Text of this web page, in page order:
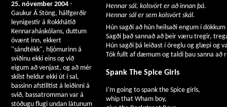
25. nóvember 2004 -
Gaukur Á Stöng, hálfgerðir
leynigestir á Rokkhátíð
Kennaraháskólans, duttum
óvænt inn, ekkert
"sándtékk", hljómurinn á
sviðinu ekki eins og við
eigum að venjast, og að mér
skilst heldur ekki út í sal,
bassinn afstilltist á leiðinni á
svið, bassatromman var á
stöðugu flugi undan látunum
Hennar sál, kolsvört er að innan þá.
Hennar sál er sem kolsvört skál.
Hún sagði að hún heilsaði engum í
Sagði það sannað að þeir væru tregir,
Hún sagði þá leiðast í óreglu og glæpi og
Tók fullt af dæmum og taldi þau sanna að
Spank The Spice Girls
I'm going to spank the Spice girls,
whip that Wham boy,